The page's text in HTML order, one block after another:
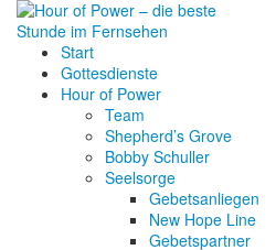
Start
Gottesdienste
Hour of Power
Team
Shepherd’s Grove
Bobby Schuller
Seelsorge
Gebetsanliegen
New Hope Line
Gebetspartner